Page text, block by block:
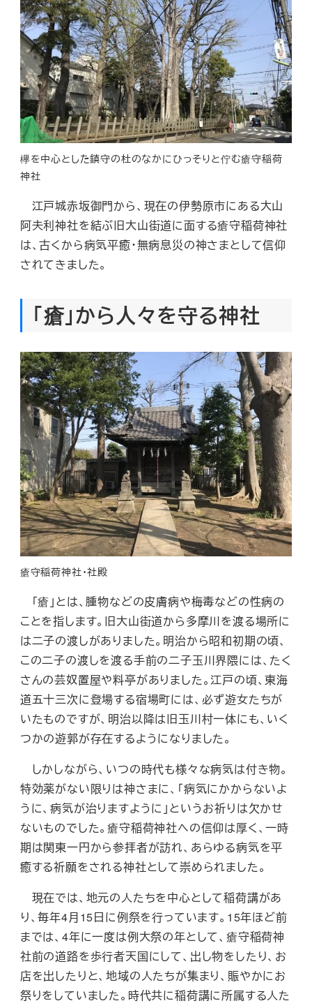
欅を中心とした鎮守の杜のなかにひっそりと佇む瘡守稲荷
神社
江戸城赤坂御門から、現在の伊勢原市にある大山
阿夫利神社を結ぶ旧大山街道に面する瘡守稲荷神社
は、古くから病気平癒・無病息災の神さまとして信仰
されてきました。
「瘡」から人々を守る神社
瘡守稲荷神社・社殿
「瘡」とは、腫物などの皮膚病や梅毒などの性病の
ことを指します。旧大山街道から多摩川を渡る場所に
は二子の渡しがありました。明治から昭和初期の頃、
この二子の渡しを渡る手前の二子玉川界隈には、たく
さんの芸奴置屋や料亭がありました。江戸の頃、東海
道五十三次に登場する宿場町には、必ず遊女たちが
いたものですが、明治以降は旧玉川村一体にも、いく
つかの遊郭が存在するようになりました。
しかしながら、いつの時代も様々な病気は付き物。
特効薬がない限りは神さまに、「病気にかからないよ
うに、病気が治りますように」というお祈りは欠かせ
ないものでした。瘡守稲荷神社への信仰は厚く、一時
期は関東一円から参拝者が訪れ、あらゆる病気を平
癒する祈願をされる神社として崇められました。
現在では、地元の人たちを中心として稲荷講があ
り、毎年4月15日に例祭を行っています。15年ほど前
までは、4年に一度は例大祭の年として、瘡守稲荷神
社前の道路を歩行者天国にして、出し物をしたり、お
店を出したりと、地域の人たちが集まり、賑やかにお
祭りをしていました。時代共に稲荷講に所属する人た